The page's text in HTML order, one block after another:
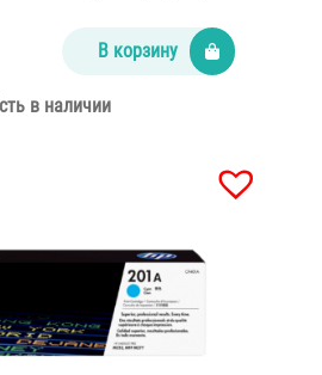
В корзину
в наличии